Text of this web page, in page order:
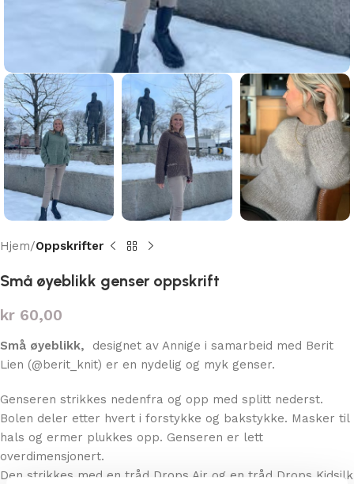
Hjem Oppskrifter
Små øyeblikk genser oppskrift
kr 60,00
Små øyeblikk,
designet av Annige i samarbeid med Berit
Lien (@berit_knit) er en nydelig og myk genser.
Genseren strikkes nedenfra og opp med splitt nederst.
Bolen deler etter hvert i forstykke og bakstykke. Masker til
hals og ermer plukkes opp. Genseren er lett
overdimensjonert.
Den strikkes med en tråd Drops Air og en tråd Drops Kidsilk